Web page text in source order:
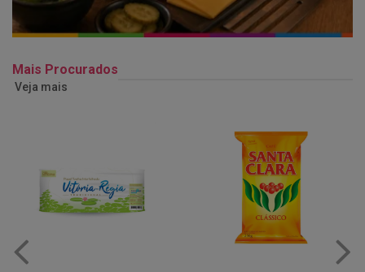
Mais Procurados
Veja mais